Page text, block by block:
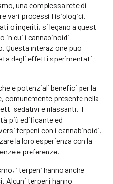
una complessa rete di
vari processi fisiologici.
o ingeriti, si legano a questi
in cui i cannabinoidi
Questa interazione può
degli effetti sperimentati
e potenziali benefici per la
comunemente presente nella
sedativi e rilassanti. Il
più edificante ed
terpeni con i cannabinoidi,
la loro esperienza con la
e preferenze.
i terpeni hanno anche
Alcuni terpeni hanno